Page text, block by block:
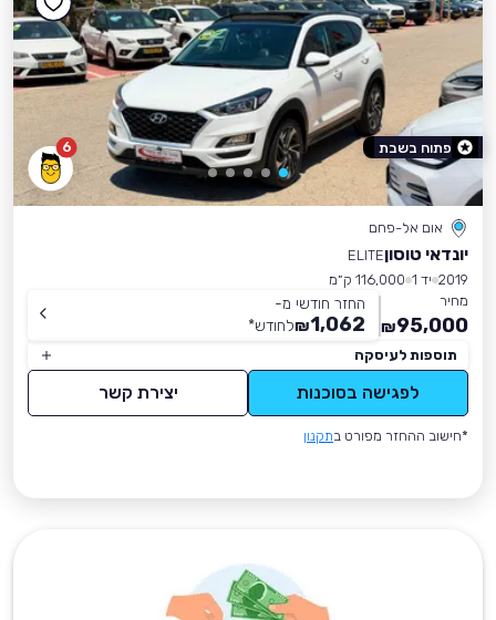
6
אום אל-פחם
יונדאי טוסוןELITE
2019 יד 1
116,000 ק״מ
מחיר
95,000
₪
החזר חודשי מ-
1,062
₪לחודש*
תוספות לעיסקה
לפגישה בסוכנות יצירת קשר
*חישוב ההחזר מפורט בתקנון
פתוח בשבת